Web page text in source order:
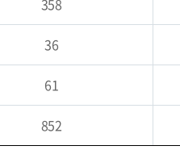
358
36
61
852